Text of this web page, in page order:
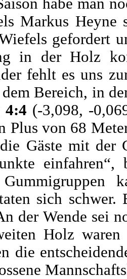
habe man
Markus Heyne
gefordert
in der Holz
fehlt es uns
Bereich, in
4:4 (-3,098, -
Plus von 68
Gäste mit der
einfahren“,
sich
der Wende sei
Holz
die